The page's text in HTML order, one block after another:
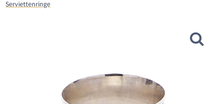
Serviettenringe